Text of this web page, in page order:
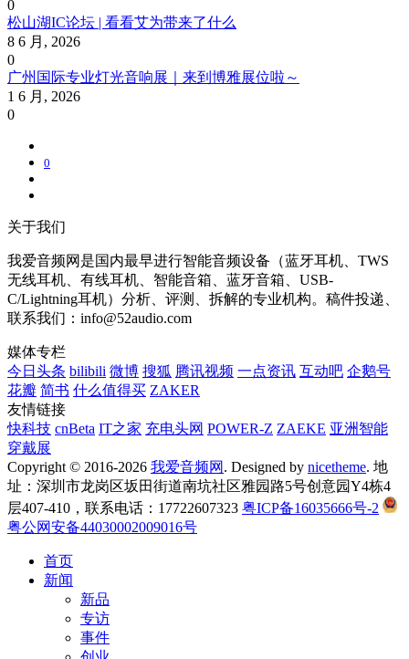
0
松山湖IC论坛 | 看看艾为带来了什么
8 6 月, 2026
0
广州国际专业灯光音响展｜来到博雅展位啦～
1 6 月, 2026
0
0
关于我们
我爱音频网是国内最早进行智能音频设备（蓝牙耳机、TWS
无线耳机、有线耳机、智能音箱、蓝牙音箱、USB-
C/Lightning耳机）分析、评测、拆解的专业机构。稿件投递、
联系我们：info@52audio.com
媒体专栏
今日头条 bilibili 微博 搜狐 腾讯视频 一点资讯 互动吧 企鹅号
花瓣 简书 什么值得买 ZAKER
友情链接
快科技 cnBeta IT之家 充电头网 POWER-Z ZAEKE 亚洲智能
穿戴展
Copyright © 2016-2026 我爱音频网 . Designed by nicetheme. 地
址：深圳市龙岗区坂田街道南坑社区雅园路5号创意园Y4栋4
层407-410，联系电话：17722607323 粤ICP备16035666号-2
粤公网安备44030002009016号
首页
新闻
新品
专访
事件